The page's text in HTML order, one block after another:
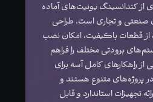
از کندانسینگ یونیت‌های آماده
صنعتی و تجاری است. طراحی
قطعات باکیفیت، امکان نصب
برودتی مختلف را فراهم
راهکارهای کامل آسه برای
پروژه‌های متنوع هستند و
تجهیزات استاندارد و قابل